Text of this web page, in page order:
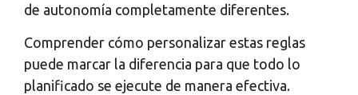
de autonomía completamente diferentes.
Comprender cómo personalizar estas reglas
puede marcar la diferencia para que todo lo
planificado se ejecute de manera efectiva.